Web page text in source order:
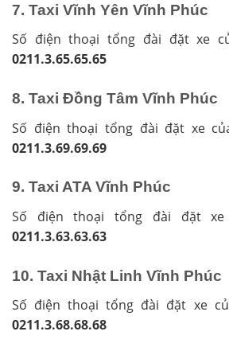
7. Taxi Vĩnh Yên Vĩnh Phúc
Số điện thoại tổng đài đặt xe
0211.3.65.65.65
8. Taxi Đồng Tâm Vĩnh Phúc
Số điện thoại tổng đài đặt xe
0211.3.69.69.69
9. Taxi ATA Vĩnh Phúc
Số điện thoại tổng đài đặt
0211.3.63.63.63
10. Taxi Nhật Linh Vĩnh Phúc
Số điện thoại tổng đài đặt xe
0211.3.68.68.68